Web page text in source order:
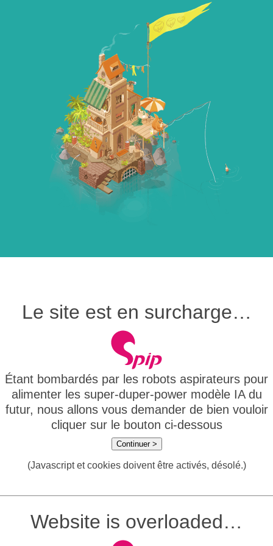
Le site est en surcharge…
Étant bombardés par les robots aspirateurs pour
alimenter les super-duper-power modèle IA du
futur, nous allons vous demander de bien vouloir
cliquer sur le bouton ci-dessous
Continuer >
(Javascript et cookies doivent être activés, désolé.)
Website is overloaded…